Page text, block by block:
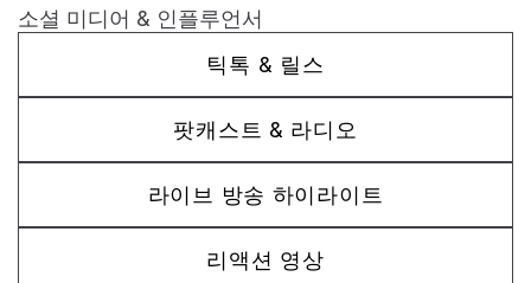
소셜 미디어 & 인플루언서
틱톡 & 릴스
팟캐스트 & 라디오
라이브 방송 하이라이트
리액션 영상